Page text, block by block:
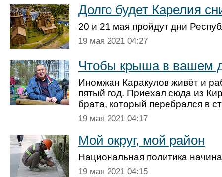
Долго будет Карелия
20 и 21 мая пройдут дни
19 мая 2021 04:27
Чтобы крыша в вашем
Иномжан Каракулов живёт и
пятый год. Приехал сюда из
брата, который перебрался в
19 мая 2021 04:17
Мой округ, мой район
Национальная политика
19 мая 2021 04:15